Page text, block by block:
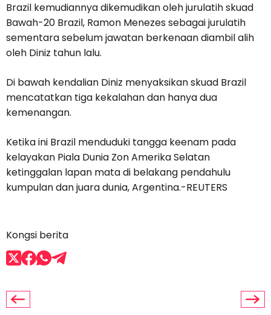
Brazil kemudiannya dikemudikan oleh jurulatih skuad
Bawah-20 Brazil, Ramon Menezes sebagai jurulatih
sementara sebelum jawatan berkenaan diambil alih
oleh Diniz tahun lalu.
Di bawah kendalian Diniz menyaksikan skuad Brazil
mencatatkan tiga kekalahan dan hanya dua
kemenangan.
Ketika ini Brazil menduduki tangga keenam pada
kelayakan Piala Dunia Zon Amerika Selatan
ketinggalan lapan mata di belakang pendahulu
kumpulan dan juara dunia, Argentina.-REUTERS
Kongsi berita